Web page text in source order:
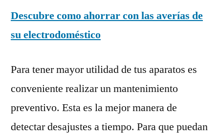
Descubre como ahorrar con las averías de
su electrodoméstico
Para tener mayor utilidad de tus aparatos es
conveniente realizar un mantenimiento
preventivo. Esta es la mejor manera de
detectar desajustes a tiempo. Para que puedan